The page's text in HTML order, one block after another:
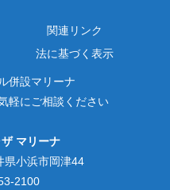
関連リンク
法に基づく表示
併設マリーナ
軽にご相談ください
マリーナ
小浜市岡津44
2100